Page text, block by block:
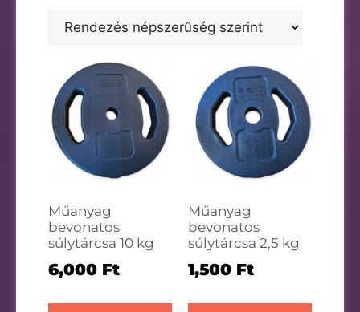
Műanyag
bevonatos
súlytárcsa 10 kg
6,000 Ft
Műanyag
bevonatos
súlytárcsa 2,5 kg
1,500 Ft